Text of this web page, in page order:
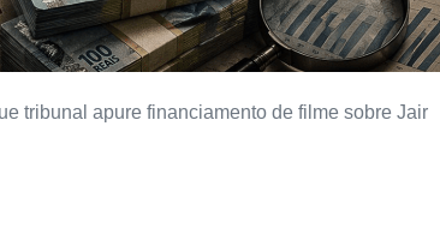
tribunal apure financiamento de filme sobre Jair